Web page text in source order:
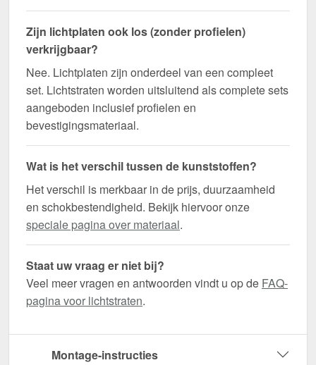
Zijn lichtplaten ook los (zonder profielen)
verkrijgbaar?
Nee. Lichtplaten zijn onderdeel van een compleet
set. Lichtstraten worden uitsluitend als complete sets
aangeboden inclusief profielen en
bevestigingsmateriaal.
Wat is het verschil tussen de kunststoffen?
Het verschil is merkbaar in de prijs, duurzaamheid
en schokbestendigheid. Bekijk hiervoor onze
speciale pagina over materiaal.
Staat uw vraag er niet bij?
Veel meer vragen en antwoorden vindt u op de FAQ-
pagina voor lichtstraten.
Montage-instructies